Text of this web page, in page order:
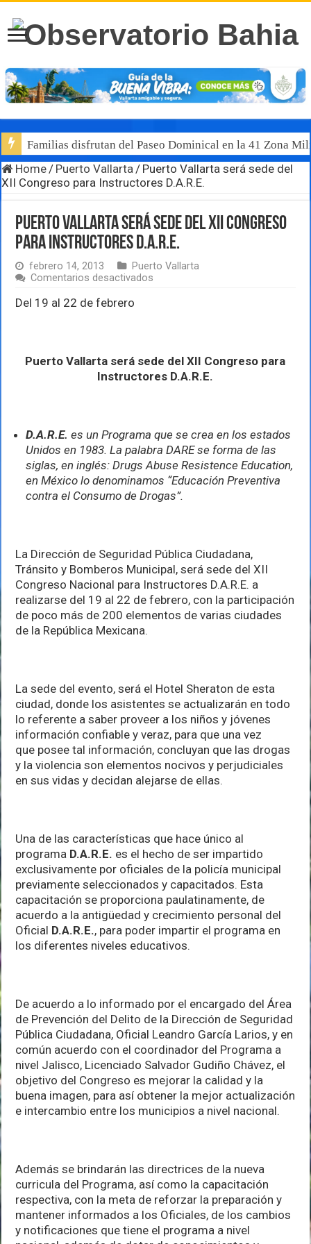
Familias disfrutan del Paseo Dominical en la 41 Zona
Home / Puerto Vallarta / Puerto Vallarta será sede del
XII Congreso para Instructores D.A.R.E.
Puerto Vallarta será sede del XII Congreso
para Instructores D.A.R.E.
febrero 14, 2013
Puerto Vallarta
Comentarios desactivados
Congreso
para
Instructores
Del 19 al 22 de febrero
Puerto Vallarta será sede del XII Congreso para
Instructores D.A.R.E.
D.A.R.E. es un Programa que se crea en los estados
Unidos en 1983. La palabra DARE se forma de las
siglas, en inglés: Drugs Abuse Resistence Education,
en México lo denominamos “Educación Preventiva
contra el Consumo de Drogas”.
La Dirección de Seguridad Pública Ciudadana,
Tránsito y Bomberos Municipal, será sede del XII
Congreso Nacional para Instructores D.A.R.E. a
realizarse del 19 al 22 de febrero, con la participación
de poco más de 200 elementos de varias ciudades
de la República Mexicana.
La sede del evento, será el Hotel Sheraton de esta
ciudad, donde los asistentes se actualizarán en todo
lo referente a saber proveer a los niños y jóvenes
información confiable y veraz, para que una vez
que posee tal información, concluyan que las drogas
y la violencia son elementos nocivos y perjudiciales
en sus vidas y decidan alejarse de ellas.
Una de las características que hace único al
programa D.A.R.E. es el hecho de ser impartido
exclusivamente por oficiales de la policía municipal
previamente seleccionados y capacitados. Esta
capacitación se proporciona paulatinamente, de
acuerdo a la antigüedad y crecimiento personal del
Oficial D.A.R.E., para poder impartir el programa en
los diferentes niveles educativos.
De acuerdo a lo informado por el encargado del Área
de Prevención del Delito de la Dirección de Seguridad
Pública Ciudadana, Oficial Leandro García Larios, y en
común acuerdo con el coordinador del Programa a
nivel Jalisco, Licenciado Salvador Gudiño Chávez, el
objetivo del Congreso es mejorar la calidad y la
buena imagen, para así obtener la mejor actualización
e intercambio entre los municipios a nivel nacional.
Además se brindarán las directrices de la nueva
curricula del Programa, así como la capacitación
respectiva, con la meta de reforzar la preparación y
mantener informados a los Oficiales, de los cambios
y notificaciones que tiene el programa a nivel